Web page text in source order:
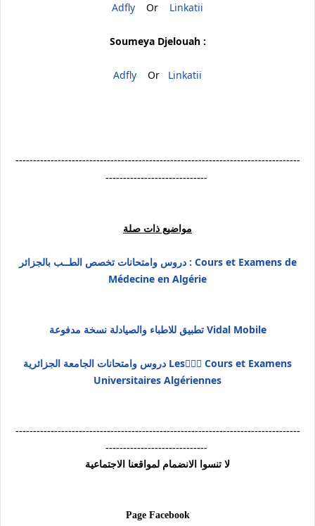
Adfly Or Linkatii
Soumeya Djelouah :
Adfly Or Linkatii
---------------------------------------------------------------------------------
-----------------------------
مواضيع ذات صلة
دروس وامتحانات تخصص الطــب بالجزائر : Cours et Examens de
Médecine en Algérie
تطبيق للاطباء والصيادلة نسخة مدفوعة Vidal Mobile
دروس وامتحانات الجامعة الجزائرية Les ِِِCours et Examens
Universitaires Algériennes
---------------------------------------------------------------------------------
-----------------------------
لا تنسوا الانضمام لمواقعنا الاجتماعية
Page Facebook